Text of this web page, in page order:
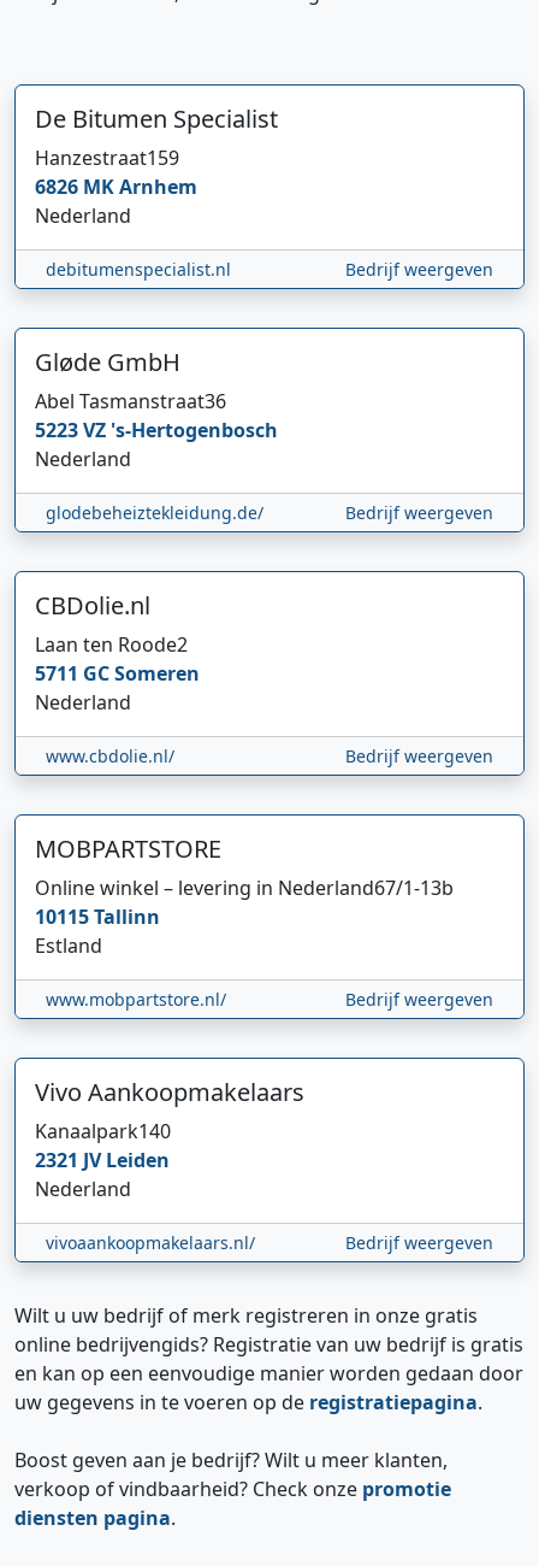
De Bitumen Specialist
Hanzestraat159
6826 MKArnhem
Nederland
debitumenspecialist.nl Bedrijf weergeven
Gløde GmbH
Abel Tasmanstraat36
5223 VZ 's-Hertogenbosch
Nederland
glodebeheiztekleidung.de/ Bedrijf weergeven
CBDolie.nl
Laan ten Roode2
5711 GCSomeren
Nederland
www.cbdolie.nl/ Bedrijf weergeven
MOBPARTSTORE
Online winkel – levering in Nederland67/1-13b
10115Tallinn
Estland
www.mobpartstore.nl/ Bedrijf weergeven
Vivo Aankoopmakelaars
Kanaalpark140
2321 JVLeiden
Nederland
vivoaankoopmakelaars.nl/ Bedrijf weergeven
Wilt u uw bedrijf of merk registreren in onze gratis
online bedrijvengids? Registratie van uw bedrijf is gratis
en kan op een eenvoudige manier worden gedaan door
uw gegevens in te voeren op de registratiepagina.
Boost geven aan je bedrijf? Wilt u meer klanten,
verkoop of vindbaarheid? Check onze promotie
diensten pagina.